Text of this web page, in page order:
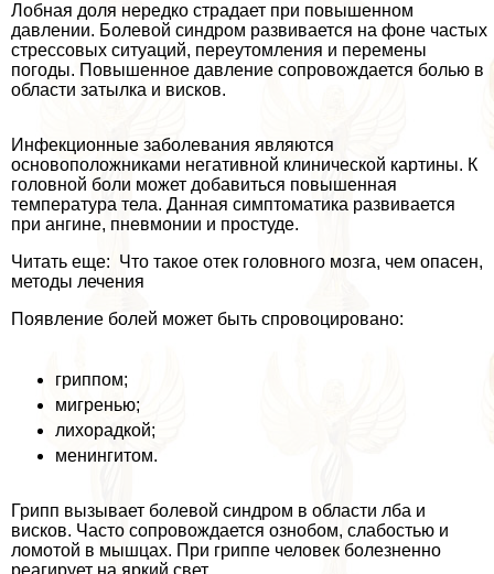
Лобная доля нередко страдает при повышенном
давлении. Болевой синдром развивается на фоне частых
стрессовых ситуаций, переутомления и перемены
погоды. Повышенное давление сопровождается болью в
области затылка и висков.
Инфекционные заболевания являются
основоположниками негативной клинической картины. К
головной боли может добавиться повышенная
температура тела. Данная симптоматика развивается
при ангине, пневмонии и простуде.
Читать еще: Что такое отек головного мозга, чем опасен,
методы лечения
Появление болей может быть спровоцировано:
гриппом;
мигренью;
лихорадкой;
менингитом.
Грипп вызывает болевой синдром в области лба и
висков. Часто сопровождается ознобом, слабостью и
ломотой в мышцах. При гриппе человек болезненно
реагирует на яркий свет.